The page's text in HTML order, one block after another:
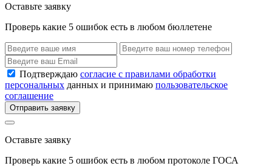
Оставьте заявку
Проверь какие 5 ошибок есть в любом бюллетене
Подтверждаю согласие с правилами обработки
персональных данных и принимаю пользовательское
соглашение
Отправить заявку
Оставьте заявку
Проверь какие 5 ошибок есть в любом протоколе ГОСА